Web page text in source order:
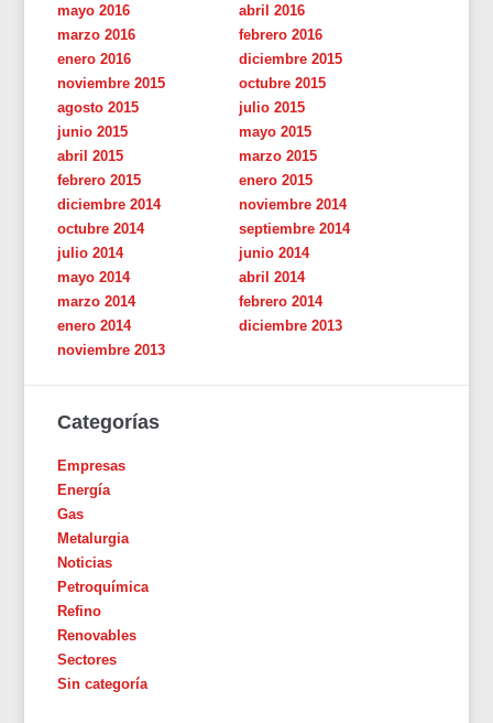
mayo 2016
abril 2016
marzo 2016
febrero 2016
enero 2016
diciembre 2015
noviembre 2015
octubre 2015
agosto 2015
julio 2015
junio 2015
mayo 2015
abril 2015
marzo 2015
febrero 2015
enero 2015
diciembre 2014
noviembre 2014
octubre 2014
septiembre 2014
julio 2014
junio 2014
mayo 2014
abril 2014
marzo 2014
febrero 2014
enero 2014
diciembre 2013
noviembre 2013
Categorías
Empresas
Energía
Gas
Metalurgia
Noticias
Petroquímica
Refino
Renovables
Sectores
Sin categoría